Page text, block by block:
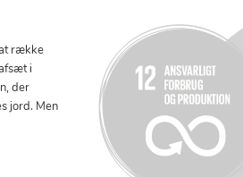
række
i
der
jord. Men